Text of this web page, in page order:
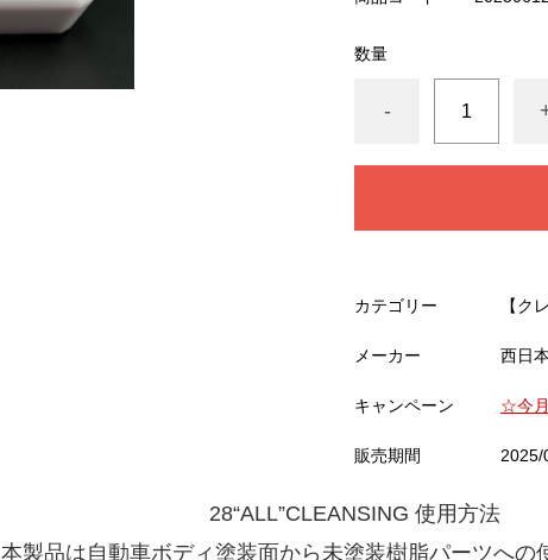
数量
-
カテゴリー 【ク
メーカー 西日
キャンペーン ☆今
販売期間 2025/
28“ALL”CLEANSING 使用方法
本製品は自動車ボディ塗装面から未塗装樹脂パーツへの